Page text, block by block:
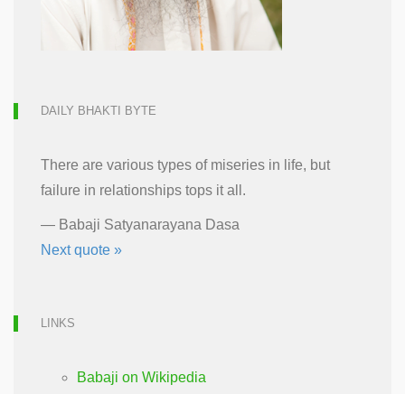
DAILY BHAKTI BYTE
There are various types of miseries in life, but
failure in relationships tops it all.
— Babaji Satyanarayana Dasa
Next quote »
LINKS
Babaji on Wikipedia